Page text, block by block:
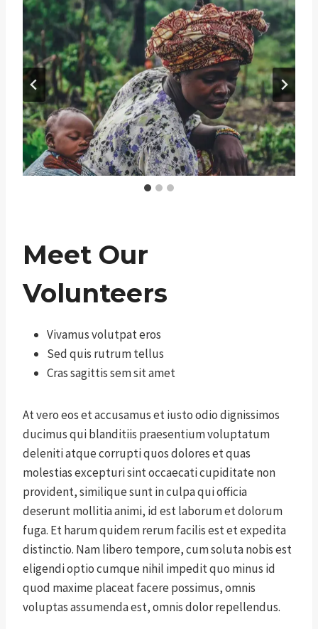
Meet Our
Volunteers
Vivamus volutpat eros
Sed quis rutrum tellus
Cras sagittis sem sit amet
At vero eos et accusamus et iusto odio dignissimos
ducimus qui blanditiis praesentium voluptatum
deleniti atque corrupti quos dolores et quas
molestias excepturi sint occaecati cupiditate non
provident, similique sunt in culpa qui officia
deserunt mollitia animi, id est laborum et dolorum
fuga. Et harum quidem rerum facilis est et expedita
distinctio. Nam libero tempore, cum soluta nobis est
eligendi optio cumque nihil impedit quo minus id
quod maxime placeat facere possimus, omnis
voluptas assumenda est, omnis dolor repellendus.